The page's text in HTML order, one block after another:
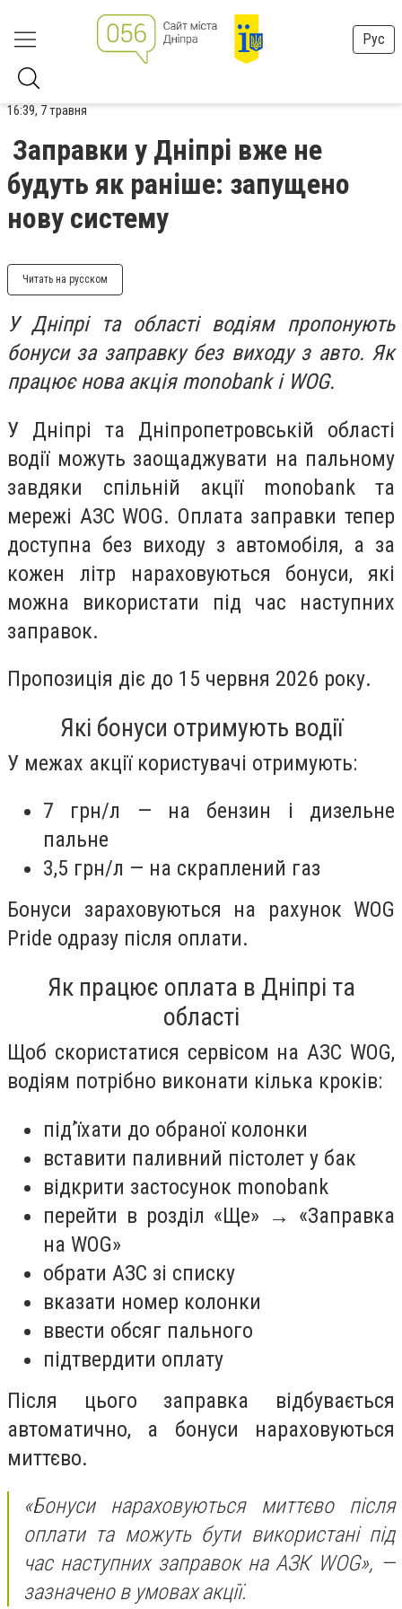
Рус
16:39, 7 травня
Заправки у Дніпрі вже не
будуть як раніше: запущено
нову систему
Читать на русском
У Дніпрі та області водіям пропонують
бонуси за заправку без виходу з авто. Як
працює нова акція monobank і WOG.
У Дніпрі та Дніпропетровській області
водії можуть заощаджувати на пальному
завдяки спільній акції monobank та
мережі АЗС WOG. Оплата заправки тепер
доступна без виходу з автомобіля, а за
кожен літр нараховуються бонуси, які
можна використати під час наступних
заправок.
Пропозиція діє до 15 червня 2026 року.
Які бонуси отримують водії
У межах акції користувачі отримують:
7 грн/л — на бензин і дизельне
пальне
3,5 грн/л — на скраплений газ
Бонуси зараховуються на рахунок WOG
Pride одразу після оплати.
Як працює оплата в Дніпрі та
області
Щоб скористатися сервісом на АЗС WOG,
водіям потрібно виконати кілька кроків:
під’їхати до обраної колонки
вставити паливний пістолет у бак
відкрити застосунок monobank
перейти в розділ «Ще» → «Заправка
на WOG»
обрати АЗС зі списку
вказати номер колонки
ввести обсяг пального
підтвердити оплату
Після цього заправка відбувається
автоматично, а бонуси нараховуються
миттєво.
«Бонуси нараховуються миттєво після
оплати та можуть бути використані під
час наступних заправок на АЗК WOG», —
зазначено в умовах акції.